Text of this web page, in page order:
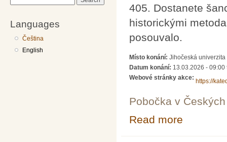
Languages
Čeština
English
405. Dostanete
historickými
posouvalo.
Místo konání: Jihočeská
Datum konání: 13.03.2026 - 09:00
Webové stránky akce:
https://
Pobočka v
Read more